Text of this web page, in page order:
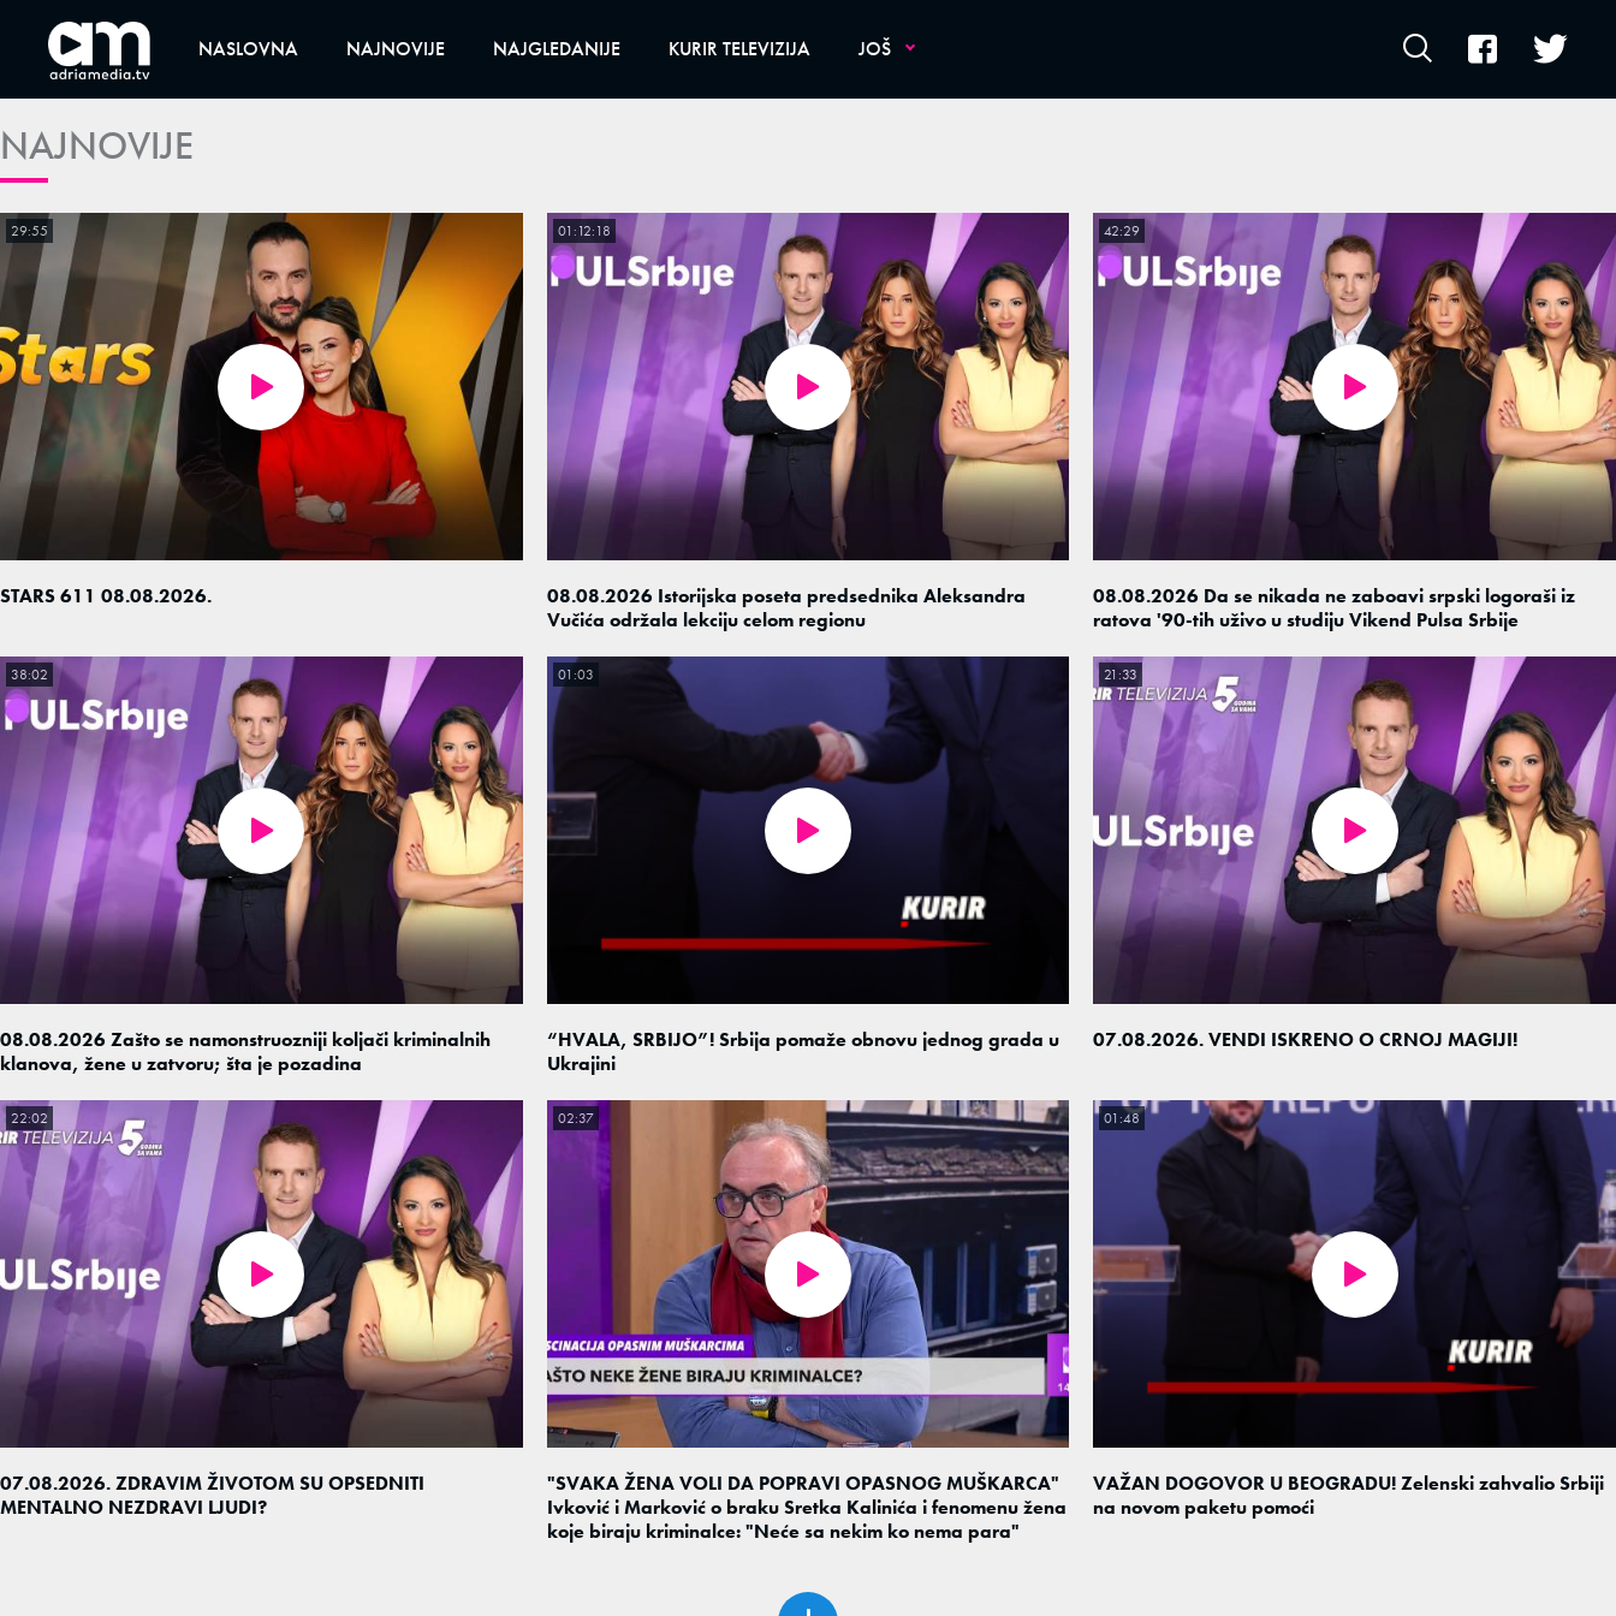
NASLOVNA NAJNOVIJE NAJGLEDANIJE KURIR TELEVIZIJA JOŠ
NAJNOVIJE
STARS 611 08.08.2026.
29:55
08.08.2026 Istorijska poseta predsednika Aleksandra
Vučića održala lekciju celom regionu
01:12:18
08.08.2026 Da se nikada ne zaboavi srpski logoraši iz
ratova '90-tih uživo u studiju Vikend Pulsa Srbije
42:29
08.08.2026 Zašto se namonstruozniji koljači kriminalnih
klanova, žene u zatvoru; šta je pozadina
38:02
“HVALA, SRBIJO”! Srbija pomaže obnovu jednog grada u
Ukrajini
01:03
07.08.2026. VENDI ISKRENO O CRNOJ MAGIJI!
21:33
07.08.2026. ZDRAVIM ŽIVOTOM SU OPSEDNITI
MENTALNO NEZDRAVI LJUDI?
22:02
"SVAKA ŽENA VOLI DA POPRAVI OPASNOG MUŠKARCA"
Ivković i Marković o braku Sretka Kalinića i fenomenu žena
koje biraju kriminalce: "Neće sa nekim ko nema para"
02:37
VAŽAN DOGOVOR U BEOGRADU! Zelenski zahvalio Srbiji
na novom paketu pomoći
01:48